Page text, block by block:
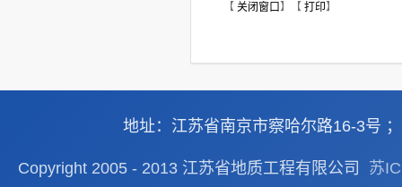
【 关闭窗口 】【 打印】
地址：江苏省南京市察哈尔路16-3号
Copyright 2005 - 2013 江苏省地质工程有限公司 苏